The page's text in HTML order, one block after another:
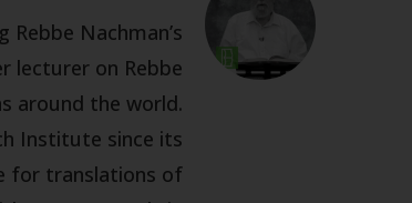
Nachman’s
lecturer on Rebbe
around the world.
Institute since its
for translations of